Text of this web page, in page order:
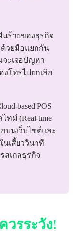
นร้ายของธุรกิจ
วยมือแยกกัน
จะเจอปัญหา
งโทรไปยกเลิก
based POS
ทม์ (Real-time
บนเว็บไซต์และ
นเสี้ยววินาที
สเกลธุรกิจ
วรระวัง!